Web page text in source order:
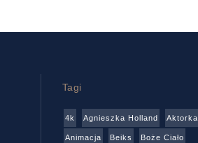
Tagi
4k Agnieszka Holland Aktorka
Animacja Beiks Boże Ciało